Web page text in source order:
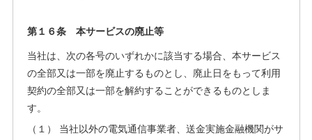
第１６条 本サービスの廃止等
当社は、次の各号のいずれかに該当する場合、本サービス
の全部又は一部を廃止するものとし、廃止日をもって利用
契約の全部又は一部を解約することができるものとしま
す。
（１） 当社以外の電気通信事業者、送金実施金融機関がサ